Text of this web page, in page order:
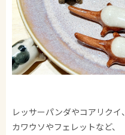
レッサーパンダやコアリクイ、
カワウソやフェレットなど、